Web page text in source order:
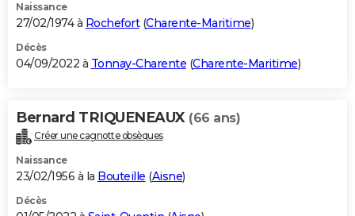
Naissance
27/02/1974 à Rochefort(Charente-Maritime)
Décès
04/09/2022 à Tonnay-Charente (Charente-Maritime)
Bernard TRIQUENEAUX (66 ans)
Créer une cagnotte obsèques
Naissance
23/02/1956 à la Bouteille (Aisne)
Décès